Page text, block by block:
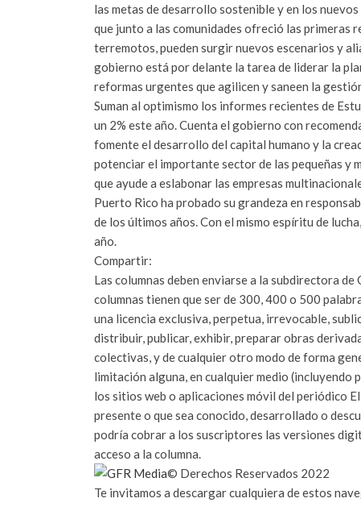
las metas de desarrollo sostenible y en los
que junto a las comunidades ofreció las primeras
terremotos, pueden surgir nuevos escenarios y
gobierno está por delante la tarea de liderar la
reformas urgentes que agilicen y saneen la
Suman al optimismo los informes recientes de
un 2% este año. Cuenta el gobierno con
fomente el desarrollo del capital humano y la
potenciar el importante sector de las pequeñas y
que ayude a eslabonar las empresas
Puerto Rico ha probado su grandeza en
de los últimos años. Con el mismo espíritu de
año.
Compartir:
Las columnas deben enviarse a la subdirectora
columnas tienen que ser de 300, 400 o 500
una licencia exclusiva, perpetua, irrevocable,
distribuir, publicar, exhibir, preparar obras
colectivas, y de cualquier otro modo de forma
limitación alguna, en cualquier medio (incluyendo
los sitios web o aplicaciones móvil del periódico
presente o que sea conocido, desarrollado o
podría cobrar a los suscriptores las versiones
acceso a la columna.
© Derechos Reservados 2022
Te invitamos a descargar cualquiera de estos